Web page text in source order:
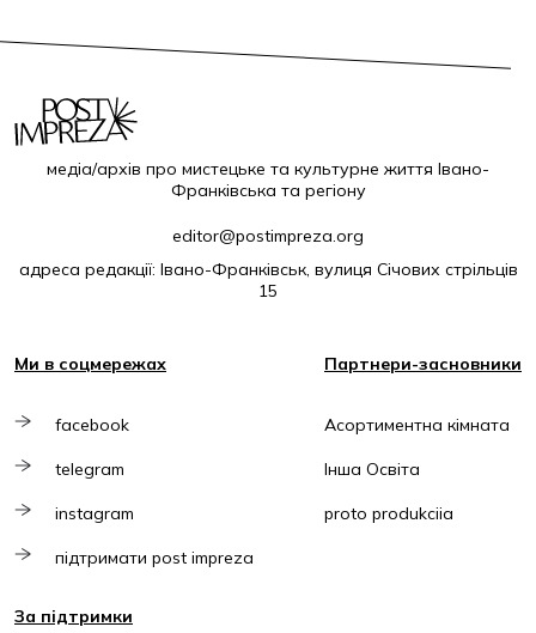
медіа/архів про мистецьке та культурне життя Івано-
Франківська та регіону
editor@postimpreza.org
адреса редакції: Івано-Франківськ, вулиця Січових стрільців
15
Ми в соцмережах
facebook
telegram
instagram
підтримати post impreza
Партнери-засновники
Асортиментна кімната
Інша Освіта
proto produkciia
За підтримки